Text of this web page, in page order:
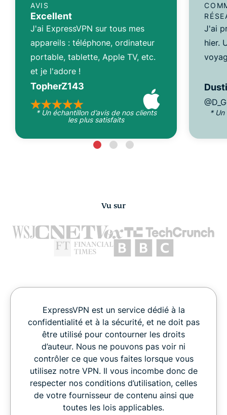
AVIS
Excellent
J'ai ExpressVPN sur tous mes
appareils : téléphone, ordinateur
portable, tablette, Apple TV, etc.
et je l'adore !
TopherZ143
* Un échantillon d’avis de nos clients
les plus satisfaits
J'ai
hier.
* Un
Vu sur
ExpressVPN est un service dédié à la
confidentialité et à la sécurité, et ne doit pas
être utilisé pour contourner les droits
d’auteur. Nous ne pouvons pas voir ni
contrôler ce que vous faites lorsque vous
utilisez notre VPN. Il vous incombe donc de
respecter nos conditions d’utilisation, celles
de votre fournisseur de contenu ainsi que
toutes les lois applicables.